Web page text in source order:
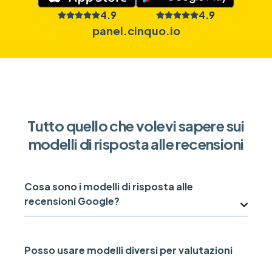
4.9 4.9
panel.cinquo.io
Tutto quello che volevi sapere sui
modelli di risposta alle recensioni
Cosa sono i modelli di risposta alle
recensioni Google?
Posso usare modelli diversi per valutazioni